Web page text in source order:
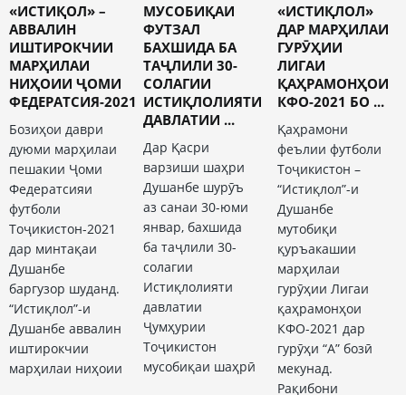
«ИСТИҚОЛ» –
АВВАЛИН
ИШТИРОКЧИИ
МАРҲИЛАИ
НИҲОИИ ҶОМИ
ФЕДЕРАТСИЯ-2021
Бозиҳои даври
дуюми марҳилаи
пешакии Ҷоми
Федератсияи
футболи
Тоҷикистон-2021
дар минтақаи
Душанбе
баргузор шуданд.
“Истиқлол”-и
Душанбе аввалин
иштирокчии
марҳилаи ниҳоии
МУСОБИҚАИ
ФУТЗАЛ
БАХШИДА БА
ТАҶЛИЛИ 30-
СОЛАГИИ
ИСТИҚЛОЛИЯТИ
ДАВЛАТИИ ...
Дар Қасри
варзиши шаҳри
Душанбе шурӯъ
аз санаи 30-юми
январ, бахшида
ба таҷлили 30-
солагии
Истиқлолияти
давлатии
Ҷумҳурии
Тоҷикистон
мусобиқаи шаҳрӣ
«ИСТИҚЛОЛ»
ДАР МАРҲИЛАИ
ГУРӮҲИИ
ЛИГАИ
ҚАҲРАМОНҲОИ
КФО-2021 БО ...
Қаҳрамони
феълии футболи
Тоҷикистон –
“Истиқлол”-и
Душанбе
мутобиқи
қуръакашии
марҳилаи
гурӯҳии Лигаи
қаҳрамонҳои
КФО-2021 дар
гурӯҳи “А” бозӣ
мекунад.
Рақибони